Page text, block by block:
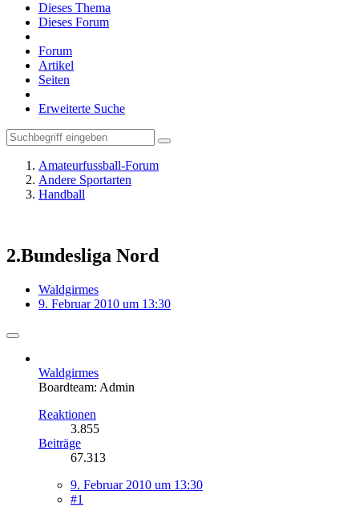
Dieses Thema
Dieses Forum
Forum
Artikel
Seiten
Erweiterte Suche
Amateurfussball-Forum
Andere Sportarten
Handball
2.Bundesliga Nord
Waldgirmes
9. Februar 2010 um 13:30
Waldgirmes
Boardteam: Admin
Reaktionen
3.855
Beiträge
67.313
9. Februar 2010 um 13:30
#1